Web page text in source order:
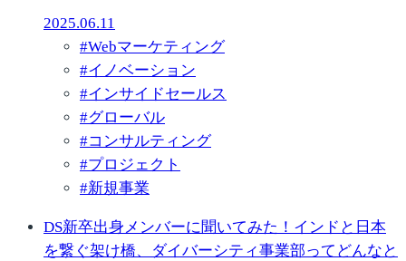
2025.06.11
#Webマーケティング
#イノベーション
#インサイドセールス
#グローバル
#コンサルティング
#プロジェクト
#新規事業
DS新卒出身メンバーに聞いてみた！インドと日本
を繋ぐ架け橋、ダイバーシティ事業部ってどんなと